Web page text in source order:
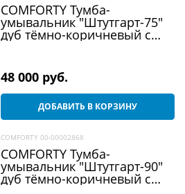
COMFORTY Тумба-
умывальник "Штутгарт-75"
дуб тёмно-коричневый с
48 000 руб.
ДОБАВИТЬ В КОРЗИНУ
COMFORTY 00-00002868
COMFORTY Тумба-
умывальник "Штутгарт-90"
дуб тёмно-коричневый с